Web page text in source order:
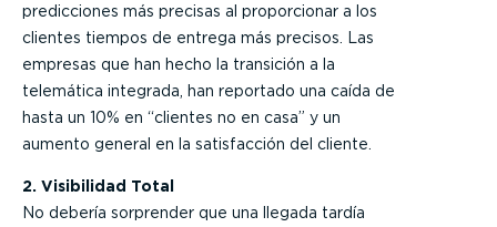
predicciones más precisas al proporcionar a los
clientes tiempos de entrega más precisos. Las
empresas que han hecho la transición a la
telemática integrada, han reportado una caída de
hasta un 10% en “clientes no en casa” y un
aumento general en la satisfacción del cliente.
2. Visibilidad Total
No debería sorprender que una llegada tardía